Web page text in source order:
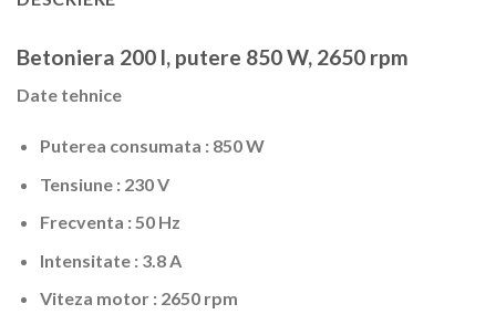
Betoniera 200 l, putere 850 W, 2650 rpm
Date tehnice
Puterea consumata : 850 W
Tensiune : 230 V
Frecventa : 50 Hz
Intensitate : 3.8 A
Viteza motor : 2650 rpm